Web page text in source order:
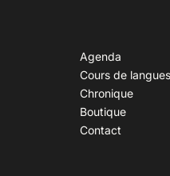
Agenda
Cours de langues
Chronique
Boutique
Contact